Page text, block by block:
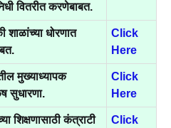
वितरीत करणेबाबत.
शाळांच्या धोरणात
Click
Here
मुख्याध्यापक
सुधारणा.
Click
Here
शिक्षणासाठी कंत्राटी
Click